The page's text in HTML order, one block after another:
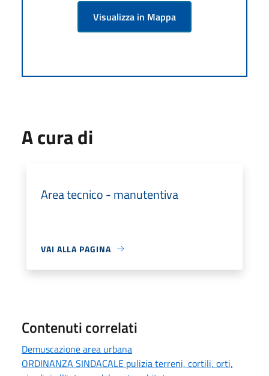
Visualizza in Mappa
A cura di
Area tecnico - manutentiva
VAI ALLA PAGINA
Contenuti correlati
Demuscazione area urbana
ORDINANZA SINDACALE pulizia terreni, cortili, orti,